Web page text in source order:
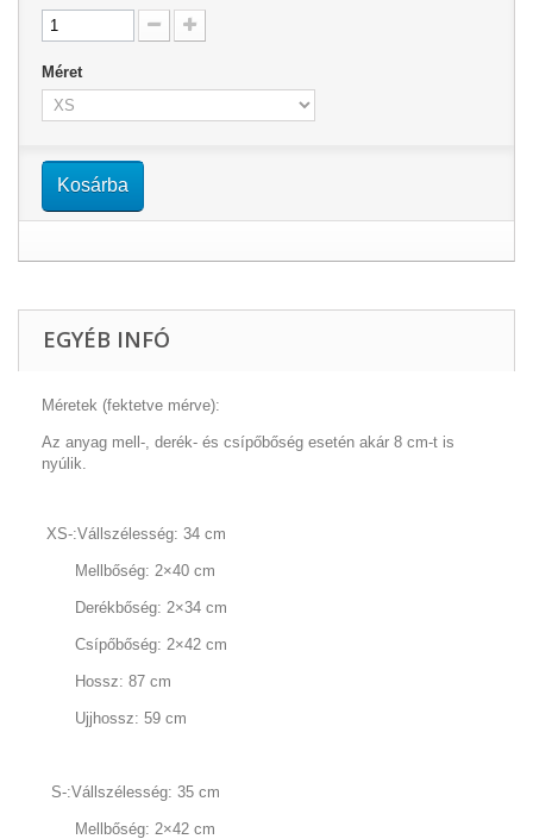
Méret
Kosárba
EGYÉB INFÓ
Méretek (fektetve mérve):
Az anyag mell-, derék- és csípőbőség esetén akár 8 cm-t is
nyúlik.
XS-:Vállszélesség: 34 cm
Mellbőség: 2×40 cm
Derékbőség: 2×34 cm
Csípőbőség: 2×42 cm
Hossz: 87 cm
Ujjhossz: 59 cm
S-:Vállszélesség: 35 cm
Mellbőség: 2×42 cm